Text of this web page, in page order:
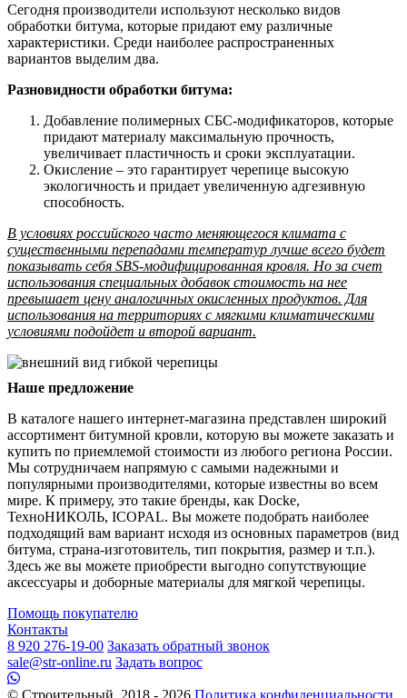
Сегодня производители используют несколько видов
обработки битума, которые придают ему различные
характеристики. Среди наиболее распространенных
вариантов выделим два.
Разновидности обработки битума:
Добавление полимерных СБС-модификаторов, которые
придают материалу максимальную прочность,
увеличивает пластичность и сроки эксплуатации.
Окисление – это гарантирует черепице высокую
экологичность и придает увеличенную адгезивную
способность.
В условиях российского часто меняющегося климата с
существенными перепадами температур лучше всего будет
показывать себя SBS-модифицированная кровля. Но за счет
использования специальных добавок стоимость на нее
превышает цену аналогичных окисленных продуктов. Для
использования на территориях с мягкими климатическими
условиями подойдет и второй вариант.
Наше предложение
В каталоге нашего интернет-магазина представлен широкий
ассортимент битумной кровли, которую вы можете заказать и
купить по приемлемой стоимости из любого региона России.
Мы сотрудничаем напрямую с самыми надежными и
популярными производителями, которые известны во всем
мире. К примеру, это такие бренды, как Docke,
ТехноНИКОЛЬ, ICOPAL. Вы можете подобрать наиболее
подходящий вам вариант исходя из основных параметров (вид
битума, страна-изготовитель, тип покрытия, размер и т.п.).
Здесь же вы можете приобрести выгодно сопутствующие
аксессуары и доборные материалы для мягкой черепицы.
Помощь покупателю
Контакты
8 920 276-19-00 Заказать обратный звонок
sale@str-online.ru Задать вопрос
© Строительный, 2018 - 2026 Политика конфиденциальности